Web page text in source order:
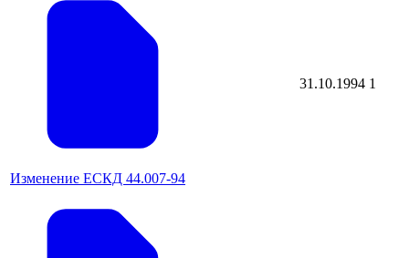
Изменение ЕСКД 44.007-94
31.10.1994 1